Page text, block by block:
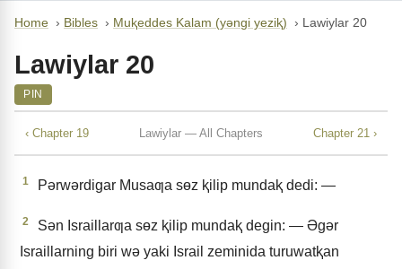
Home › Bibles › Muⱪeddes Kalam (yǝngi yeziⱪ) › Lawiylar 20
Lawiylar 20
PIN
‹ Chapter 19 Lawiylar — All Chapters Chapter 21 ›
1 Pǝrwǝrdigar Musaƣa sɵz ⱪilip mundaⱪ dedi: —
2
Sǝn Israillarƣa sɵz ⱪilip mundaⱪ degin: — Əgǝr
Israillarning biri wǝ yaki Israil zeminida turuwatⱪan